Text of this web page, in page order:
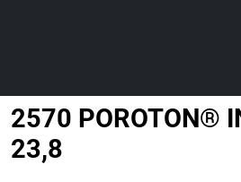
2570 POROTON®
23,8